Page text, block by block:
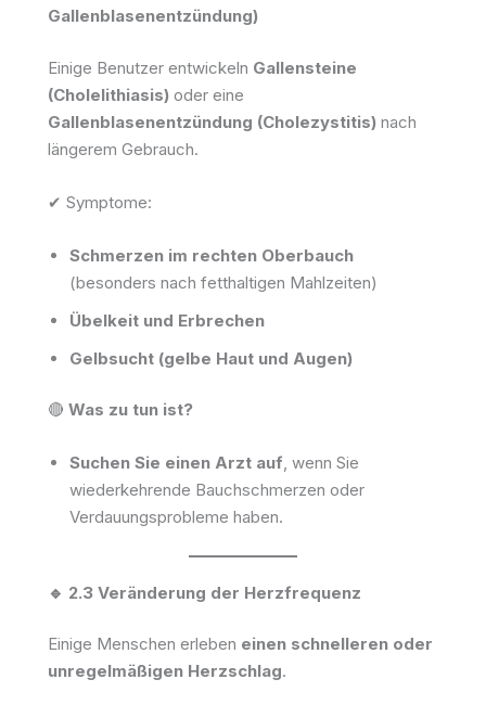
Gallenblasenentzündung)
Einige Benutzer entwickeln Gallensteine
(Cholelithiasis) oder eine
Gallenblasenentzündung (Cholezystitis) nach
längerem Gebrauch.
✔ Symptome:
Schmerzen im rechten Oberbauch
(besonders nach fetthaltigen Mahlzeiten)
Übelkeit und Erbrechen
Gelbsucht (gelbe Haut und Augen)
🔴 Was zu tun ist?
Suchen Sie einen Arzt auf, wenn Sie
wiederkehrende Bauchschmerzen oder
Verdauungsprobleme haben.
🔹 2.3 Veränderung der Herzfrequenz
Einige Menschen erleben einen schnelleren oder
unregelmäßigen Herzschlag.